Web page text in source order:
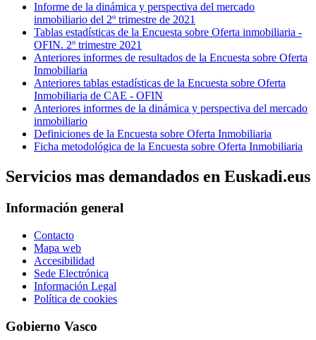
Informe de la dinámica y perspectiva del mercado
inmobiliario del 2º trimestre de 2021
Tablas estadísticas de la Encuesta sobre Oferta inmobiliaria -
OFIN. 2º trimestre 2021
Anteriores informes de resultados de la Encuesta sobre Oferta
Inmobiliaria
Anteriores tablas estadísticas de la Encuesta sobre Oferta
Inmobiliaria de CAE - OFIN
Anteriores informes de la dinámica y perspectiva del mercado
inmobiliario
Definiciones de la Encuesta sobre Oferta Inmobiliaria
Ficha metodológica de la Encuesta sobre Oferta Inmobiliaria
Servicios mas demandados en Euskadi.eus
Información general
Contacto
Mapa web
Accesibilidad
Sede Electrónica
Información Legal
Política de cookies
Gobierno Vasco